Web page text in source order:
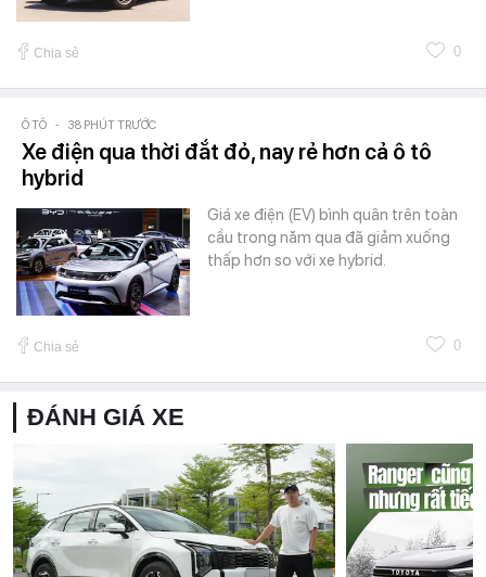
Chia sẻ 0
Ô TÔ - 38 PHÚT TRƯỚC
Xe điện qua thời đắt đỏ, nay rẻ hơn cả ô tô
hybrid
Giá xe điện (EV) bình quân trên toàn
cầu trong năm qua đã giảm xuống
thấp hơn so với xe hybrid.
Chia sẻ 0
ĐÁNH GIÁ XE